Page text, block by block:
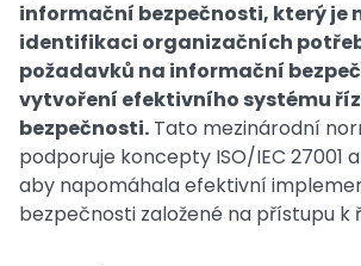
informační bezpečnosti, který je
identifikaci organizačních
požadavků na informační
vytvoření efektivního systému
bezpečnosti. Tato mezinárodní
podporuje koncepty ISO/IEC 27001
aby napomáhala efektivní
bezpečnosti založené na přístupu k